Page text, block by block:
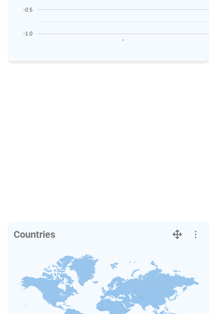
-
-1.0
-0.5
Countries